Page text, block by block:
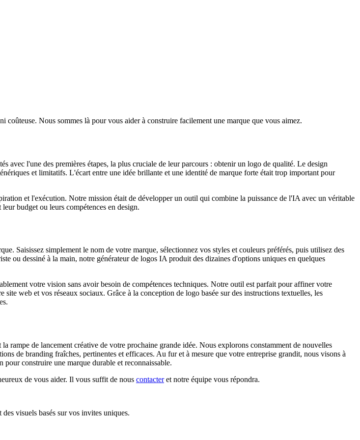
Nous sommes là pour vous aider à construire facilement une marque que vous aimez.
avec l'une des premières étapes, la plus cruciale de leur parcours : obtenir un logo de qualité. Le design
et limitatifs. L'écart entre une idée brillante et une identité de marque forte était trop important pour
et l'exécution. Notre mission était de développer un outil qui combine la puissance de l'IA avec un véritable
budget ou leurs compétences en design.
Saisissez simplement le nom de votre marque, sélectionnez vos styles et couleurs préférés, puis utilisez des
ou dessiné à la main, notre générateur de logos IA produit des dizaines d'options uniques en quelques
votre vision sans avoir besoin de compétences techniques. Notre outil est parfait pour affiner votre
web et vos réseaux sociaux. Grâce à la conception de logo basée sur des instructions textuelles, les
de lancement créative de votre prochaine grande idée. Nous explorons constamment de nouvelles
de branding fraîches, pertinentes et efficaces. Au fur et à mesure que votre entreprise grandit, nous visons à
pour construire une marque durable et reconnaissable.
de vous aider. Il vous suffit de nous contacteret notre équipe vous répondra.
visuels basés sur vos invites uniques.